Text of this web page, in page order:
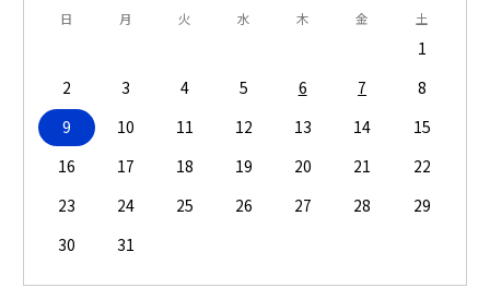
日 月 火 水 木 金 土
1
2
3 4 5 6 7
8
9
10 11 12 13 14
15
16
17 18 19 20 21
22
23
24 25 26 27 28
29
30
31